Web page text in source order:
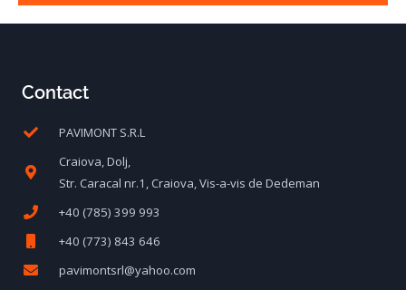
Contact
PAVIMONT S.R.L
Craiova, Dolj,
Str. Caracal nr.1, Craiova, Vis-a-vis de Dedeman
+40 (785) 399 993
+40 (773) 843 646
pavimontsrl@yahoo.com